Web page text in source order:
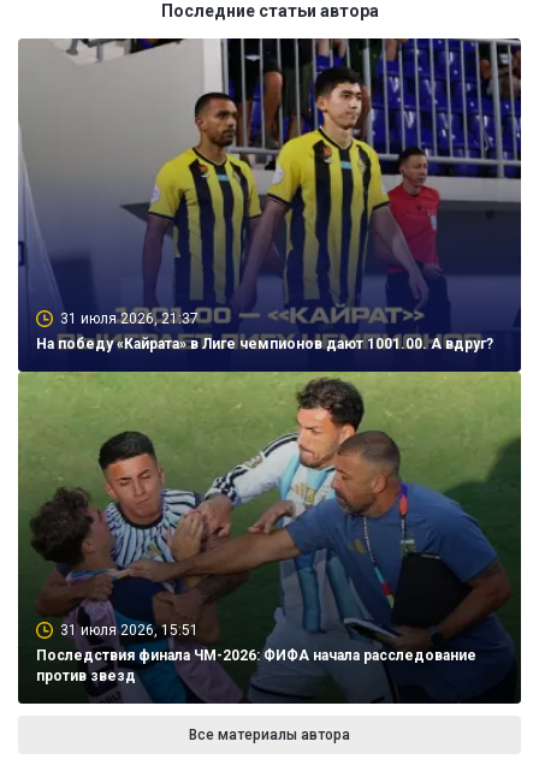
Последние статьи автора
31 июля 2026, 21:37
На победу «Кайрата» в Лиге чемпионов дают 1001.00. А вдруг?
31 июля 2026, 15:51
Последствия финала ЧМ-2026: ФИФА начала расследование
против звезд
Все материалы автора